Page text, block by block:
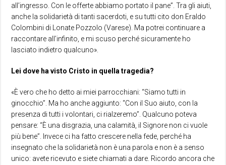
all’ingresso. Con le offerte abbiamo portato il pane”. Tra gli aiuti,
anche la solidarietà di tanti sacerdoti, e su tutti cito don Eraldo
Colombini di Lonate Pozzolo (Varese). Ma potrei continuare a
raccontare all’infinito, e mi scuso perché sicuramente ho
lasciato indietro qualcuno».
Lei dove ha visto Cristo in quella tragedia?
«È vero che ho detto ai miei parrocchiani: “Siamo tutti in
ginocchio”. Ma ho anche aggiunto: “Con il Suo aiuto, con la
presenza di tutti i volontari, ci rialzeremo”. Qualcuno poteva
pensare: “È una disgrazia, una calamità, il Signore non ci vuole
più bene”. Invece ci ha fatto crescere nella fede, perché ha
insegnato che la solidarietà non è una parola e non è a senso
unico: avete ricevuto e siete chiamati a dare. Ricordo ancora che